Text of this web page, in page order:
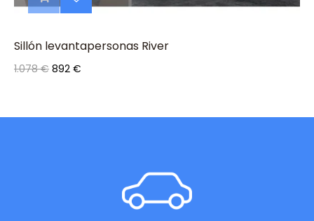
Sillón levantapersonas River
Precio
1.078 € Precio
892 €